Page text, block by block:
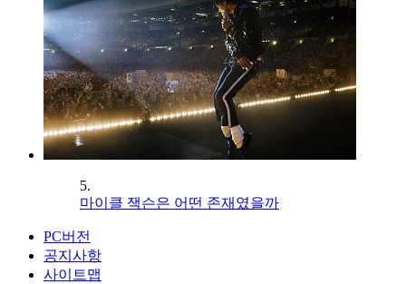
5.
마이클 잭슨은 어떤 존재였을까
PC버전
공지사항
사이트맵